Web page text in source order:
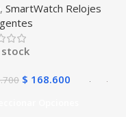
X PRO™
p70)
Android IOS
, SmartWatch Relojes
stock
$ 168.600